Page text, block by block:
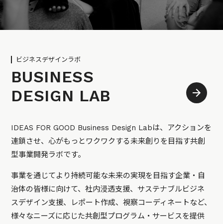
ビジネスデザインラボ
BUSINESS
DESIGN LAB
IDEAS FOR GOOD Business Design Labは、アクションを
連鎖させ、心がもっとワクワクする未来創りを目指す共創
型事業開発ラボです。
事業を通じてより持続可能な未来の実現を目指す企業・自
治体の皆様に向けて、社内浸透支援、サステナブルビジネ
スデザイン支援、レポート作成、視察コーディネートなど、
様々なニーズに応じた共創型プログラム・サービスを提供